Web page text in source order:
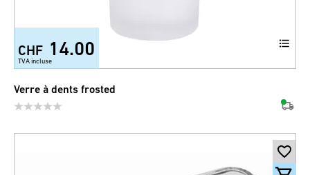
CHF 14.00
TVA incluse
Verre à dents frosted